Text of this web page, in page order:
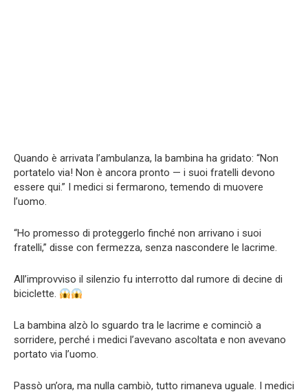
Quando è arrivata l’ambulanza, la bambina ha gridato: “Non
portatelo via! Non è ancora pronto — i suoi fratelli devono
essere qui.” I medici si fermarono, temendo di muovere
l’uomo.
“Ho promesso di proteggerlo finché non arrivano i suoi
fratelli,” disse con fermezza, senza nascondere le lacrime.
All’improvviso il silenzio fu interrotto dal rumore di decine di
biciclette.
La bambina alzò lo sguardo tra le lacrime e cominciò a
sorridere, perché i medici l’avevano ascoltata e non avevano
portato via l’uomo.
Passò un’ora, ma nulla cambiò, tutto rimaneva uguale. I medici